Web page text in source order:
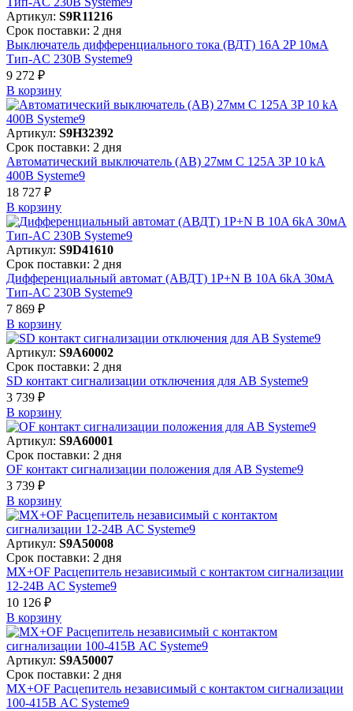
Артикул: S9R11216
Срок поставки: 2 дня
Выключатель дифференциального тока (ВДТ) 16A 2P 10мА
Тип-AC 230В Systeme9
9 272 ₽
В корзинy
Артикул: S9H32392
Срок поставки: 2 дня
Автоматический выключатель (АВ) 27мм C 125A 3P 10 kA
400В Systeme9
18 727 ₽
В корзинy
Артикул: S9D41610
Срок поставки: 2 дня
Дифференциальный автомат (АВДТ) 1P+N B 10A 6kA 30мА
Тип-AC 230В Systeme9
7 869 ₽
В корзинy
Артикул: S9A60002
Срок поставки: 2 дня
SD контакт сигнализации отключения для АВ Systeme9
3 739 ₽
В корзинy
Артикул: S9A60001
Срок поставки: 2 дня
OF контакт сигнализации положения для АВ Systeme9
3 739 ₽
В корзинy
Артикул: S9A50008
Срок поставки: 2 дня
MX+OF Расцепитель независимый с контактом сигнализации
12-24В AC Systeme9
10 126 ₽
В корзинy
Артикул: S9A50007
Срок поставки: 2 дня
MX+OF Расцепитель независимый с контактом сигнализации
100-415В AC Systeme9